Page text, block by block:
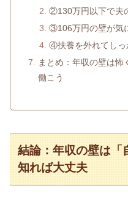
②130万円以下で夫
③106万円の壁が気
④扶養を外れてしっ
まとめ：年収の壁は怖
働こう
結論：年収の壁は「
知れば大丈夫